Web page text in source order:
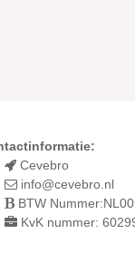
Cevebro
info@cevebro.nl
BTW
KvK nummer: